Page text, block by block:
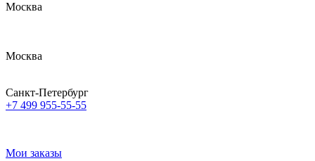
Москва
Москва
Санкт-Петербург
+7 499 955-55-55
Мои заказы